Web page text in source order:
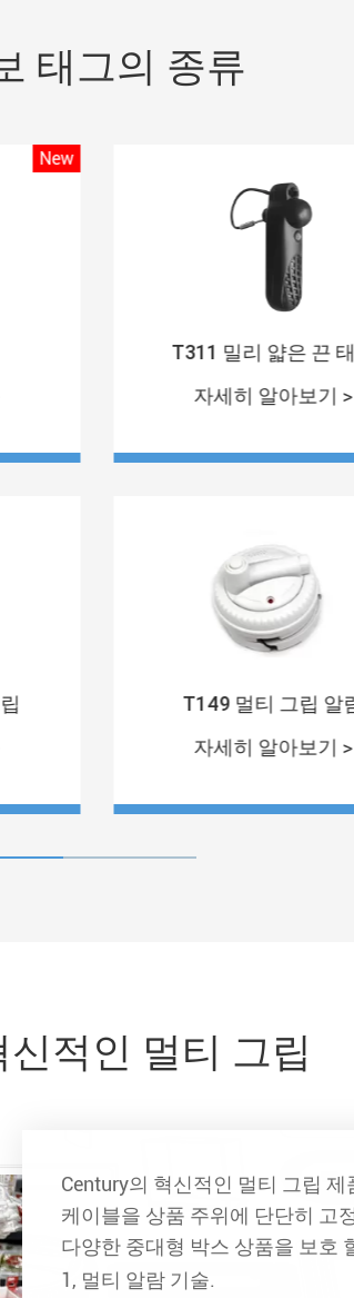
태그의 종류
New
T311 밀리 얇은 끈
자세히 알아보기 >
T149 멀티 그립 알
자세히 알아보기 >
적인 멀티 그립
Century의 혁신적인 멀티 그립
케이블을 상품 주위에 단단히 고
다양한 중대형 박스 상품을 보호
1, 멀티 알람 기술.